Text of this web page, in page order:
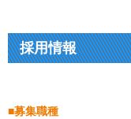
採用情報
■募集職種